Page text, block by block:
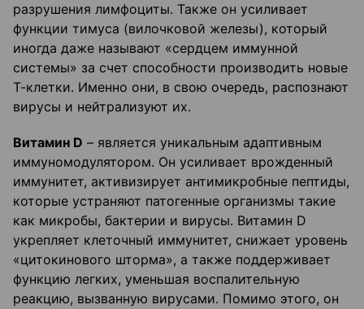
разрушения лимфоциты. Также он усиливает
функции тимуса (вилочковой железы), который
иногда даже называют «сердцем иммунной
системы» за счет способности производить новые
Т-клетки. Именно они, в свою очередь, распознают
вирусы и нейтрализуют их.
Витамин D – является уникальным адаптивным
иммуномодулятором. Он усиливает врожденный
иммунитет, активизирует антимикробные пептиды,
которые устраняют патогенные организмы такие
как микробы, бактерии и вирусы. Витамин D
укрепляет клеточный иммунитет, снижает уровень
«цитокинового шторма», а также поддерживает
функцию легких, уменьшая воспалительную
реакцию, вызванную вирусами. Помимо этого, он